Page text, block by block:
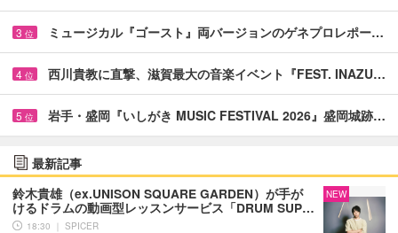
3 位 ミュージカル『ゴースト』両バージョンのゲネプロレポー…
4 位 西川貴教に直撃、滋賀最大の音楽イベント『FEST. INAZU…
5 位 岩手・盛岡『いしがき MUSIC FESTIVAL 2026』盛岡城跡…
最新記事
鈴木貴雄（ex.UNISON SQUARE GARDEN）が手が
けるドラムの動画型レッスンサービス「DRUM SUP…
18:30 ｜ SPICER
NEW